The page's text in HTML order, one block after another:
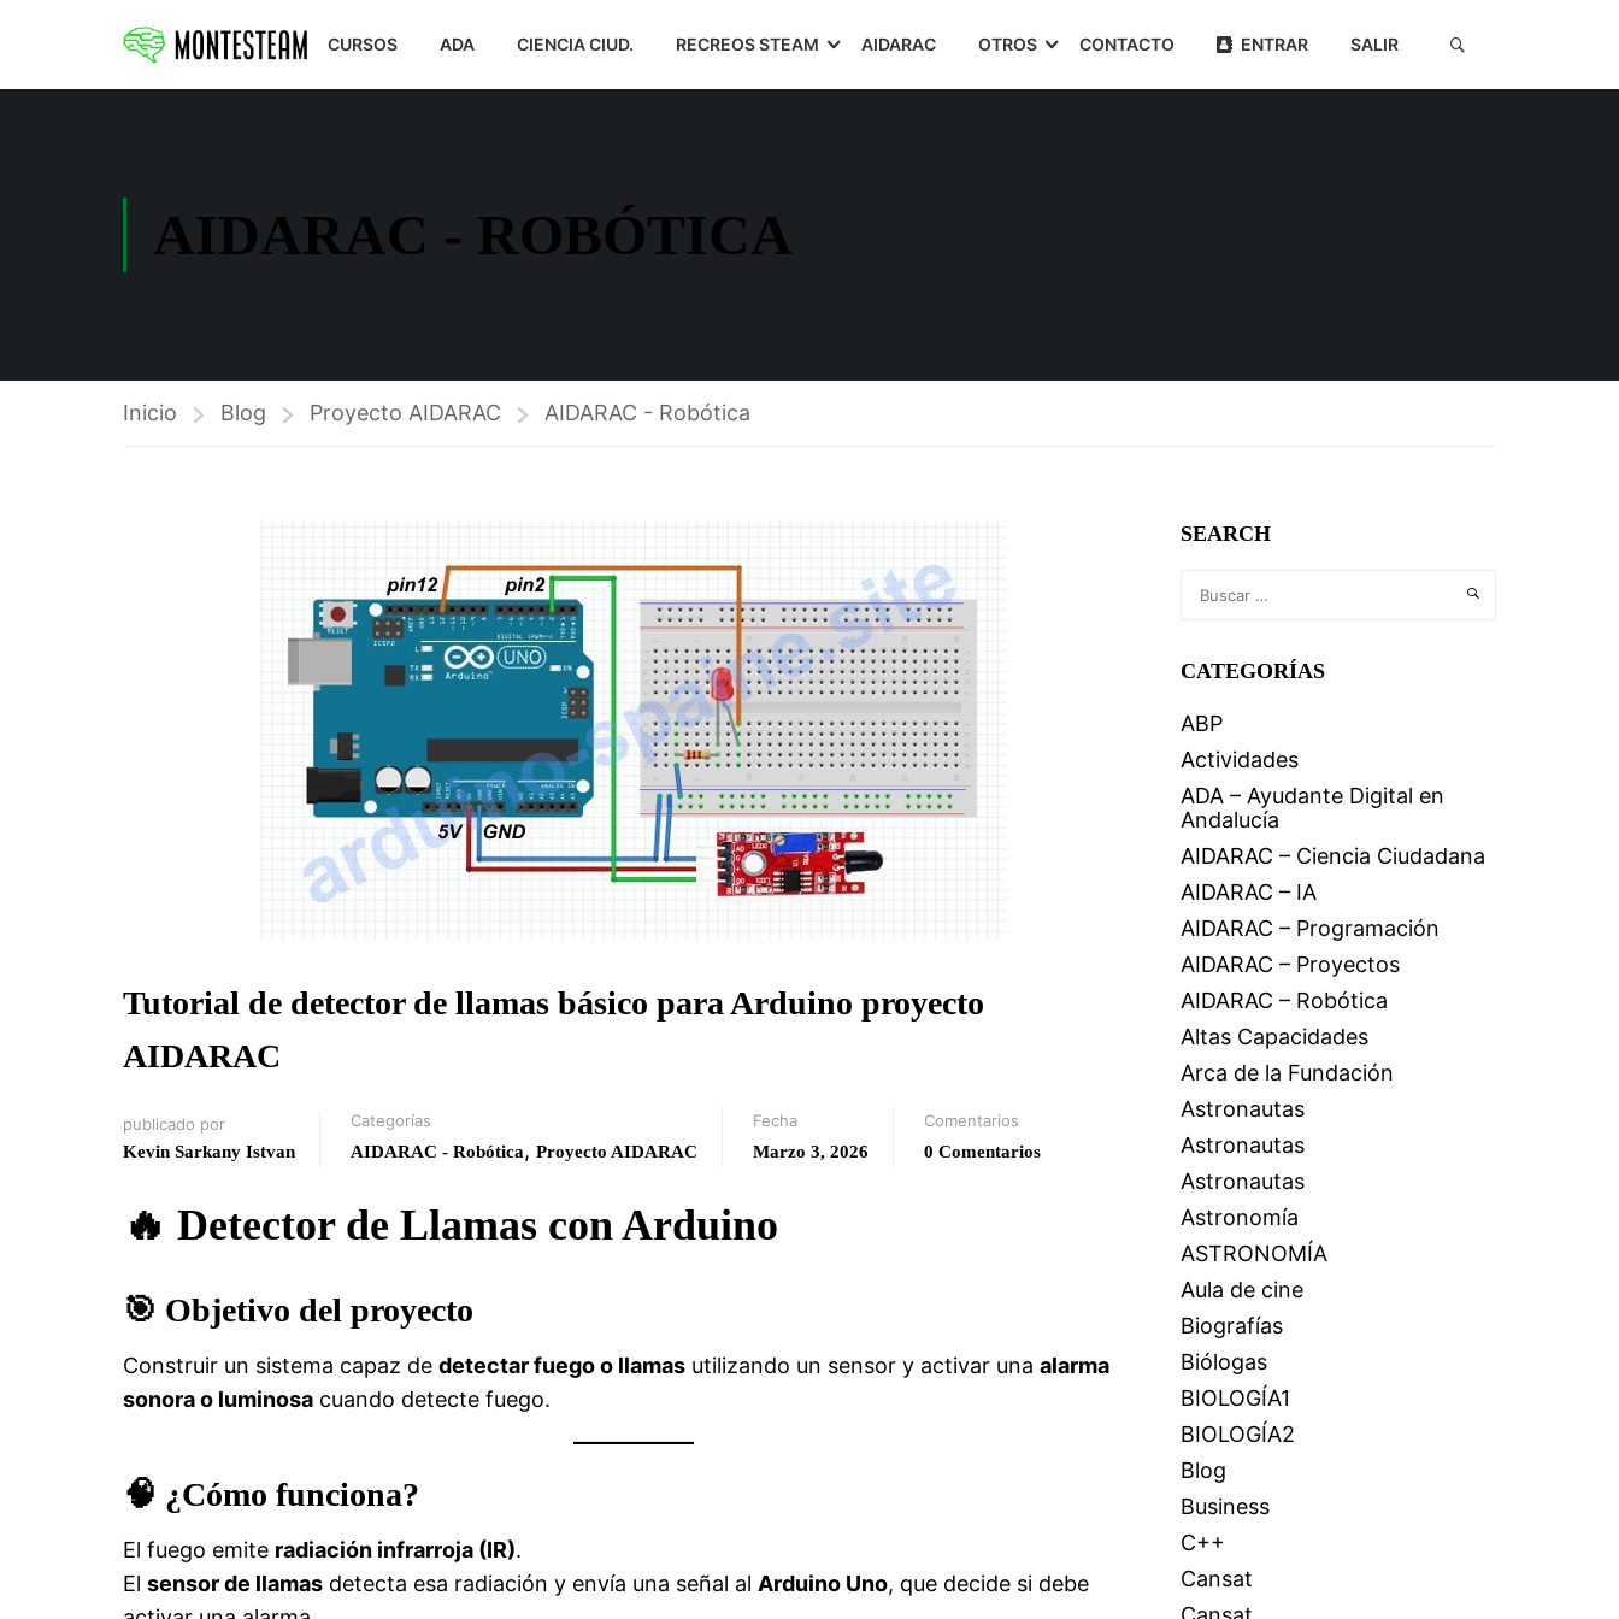
CURSOS ADA CIENCIA CIUD. RECREOS STEAM AIDARAC OTROS CONTACTO ENTRAR SALIR
AIDARAC - ROBÓTICA
Inicio Blog Proyecto AIDARAC AIDARAC - Robótica
Tutorial de detector de llamas básico para Arduino proyecto
AIDARAC
publicado por
Kevin Sarkany Istvan
Categorías
AIDARAC - Robótica, Proyecto AIDARAC
Fecha
Marzo 3, 2026
Comentarios
0 Comentarios
🔥 Detector de Llamas con Arduino
🎯 Objetivo del proyecto
Construir un sistema capaz de detectar fuego o llamas utilizando un sensor y activar una alarma
sonora o luminosa cuando detecte fuego.
🧠 ¿Cómo funciona?
El fuego emite radiación infrarroja (IR).
El sensor de llamas detecta esa radiación y envía una señal al Arduino Uno, que decide si debe
SEARCH
CATEGORÍAS
ABP
Actividades
ADA – Ayudante Digital en
Andalucía
AIDARAC – Ciencia Ciudadana
AIDARAC – IA
AIDARAC – Programación
AIDARAC – Proyectos
AIDARAC – Robótica
Altas Capacidades
Arca de la Fundación
Astronautas
Astronautas
Astronautas
Astronomía
ASTRONOMÍA
Aula de cine
Biografías
Biólogas
BIOLOGÍA1
BIOLOGÍA2
Blog
Business
C++
Cansat